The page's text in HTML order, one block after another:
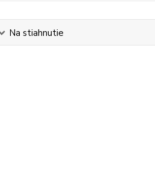
Na stiahnutie